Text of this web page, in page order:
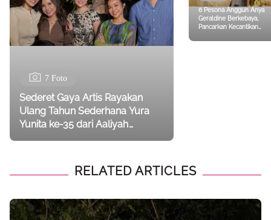
7 Foto
Sederet Gaya Artis Rayakan
Ulang Tahun Sederhana Yura
Yunita ke-35 dari Aaliyah
6 Pesona Anggun Anya
Geraldine Berkebaya,
Pancarkan Kecantikan
RELATED ARTICLES